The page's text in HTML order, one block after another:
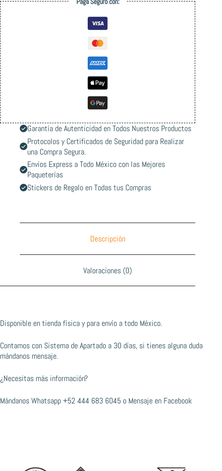
Garantía de Autenticidad en Todos Nuestros Productos
Protocolos y Certificados de Seguridad para Realizar
una Compra Segura.
Envíos Express a Todo México con las Mejores
Paqueterías
Stickers de Regalo en Todas tus Compras
Descripción
Valoraciones (0)
Disponible en tienda física y para envío a todo México.
Contamos con Sistema de Apartado a 30 días, si tienes alguna duda
mándanos mensaje.
¿Necesitas más información?
Mándanos Whatsapp+52 444 683 6045 o Mensaje en Facebook